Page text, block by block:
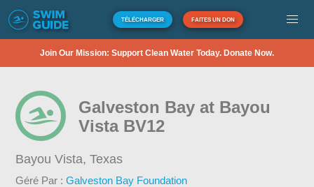
TÉLÉCHARGER FAITES UN DON
Join Our Mission: Support Clean Water Today. Donate Now.
Galveston Bay at Bayou
Vista BV12
Bayou Vista,Texas
Géré Par :Galveston Bay Foundation